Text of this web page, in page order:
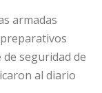
armadas
seguridad de
al diario